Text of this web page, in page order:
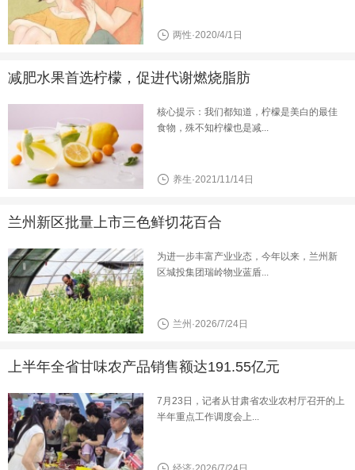
两性·2020/4/1日
减肥水果首选柠檬，促进代谢燃烧脂肪
核心提示：我们都知道，柠檬是美白的最佳
食物，殊不知柠檬也是减...
养生·2021/11/14日
兰州新区批量上市三色鲜切花百合
为进一步丰富产业业态，今年以来，兰州新
区城投集团瑞岭物业蓝盾...
兰州·2026/7/24日
上半年全省甘味农产品销售额达191.55亿元
7月23日，记者从甘肃省农业农村厅召开的上
半年重点工作调度会上...